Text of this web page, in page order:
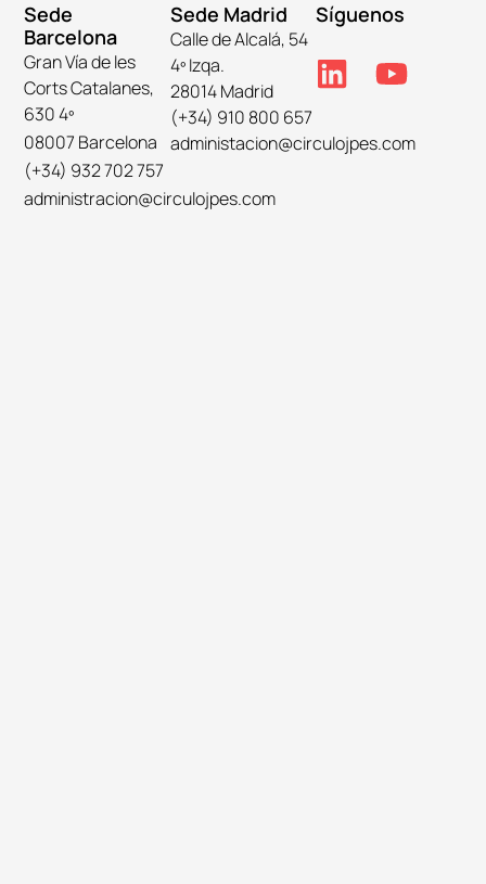
Sede
Barcelona
Gran Vía de les
Corts Catalanes,
630 4º
08007 Barcelona
(+34) 932 702 757
administracion@circulojpes.com
Sede Madrid
Calle de Alcalá, 54
4º Izqa.
28014 Madrid
(+34) 910 800 657
administacion@circulojpes.com
Síguenos